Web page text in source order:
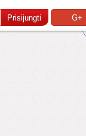
Prisijungti G+